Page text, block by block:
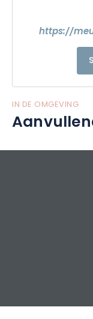
https://
IN DE OMGEVING